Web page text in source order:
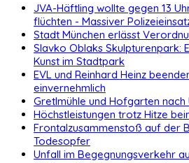
JVA-Häftling wollte gegen 13
flüchten - Massiver
Stadt München erlässt
Slavko Oblaks Skulpturenpark:
Kunst im Stadtpark
EVL und Reinhard Heinz
einvernehmlich
Gretlmühle und Hofgarten
Höchstleistungen trotz Hitze
Frontalzusammenstoß auf der
Todesopfer
Unfall im Begegnungsverkehr